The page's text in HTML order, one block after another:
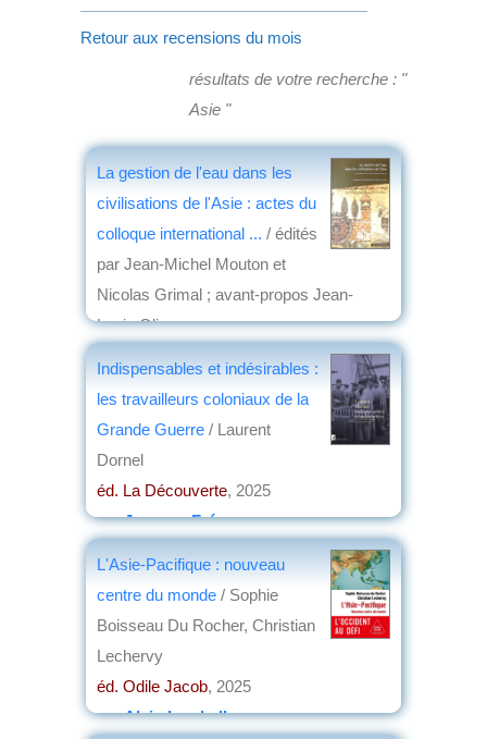
Retour aux recensions du mois
résultats de votre recherche : "
Asie "
La gestion de l'eau dans les
civilisations de l'Asie : actes du
colloque international ... / édités
par Jean-Michel Mouton et
Nicolas Grimal ; avant-propos Jean-
Louis Oliver
éd. Académie des Inscriptions et Belles-
Indispensables et indésirables :
les travailleurs coloniaux de la
Grande Guerre / Laurent
Dornel
éd. La Découverte, 2025
parJacques Frémeaux
L'Asie-Pacifique : nouveau
centre du monde / Sophie
Boisseau Du Rocher, Christian
Lechervy
éd. Odile Jacob, 2025
parAlain Lamballe